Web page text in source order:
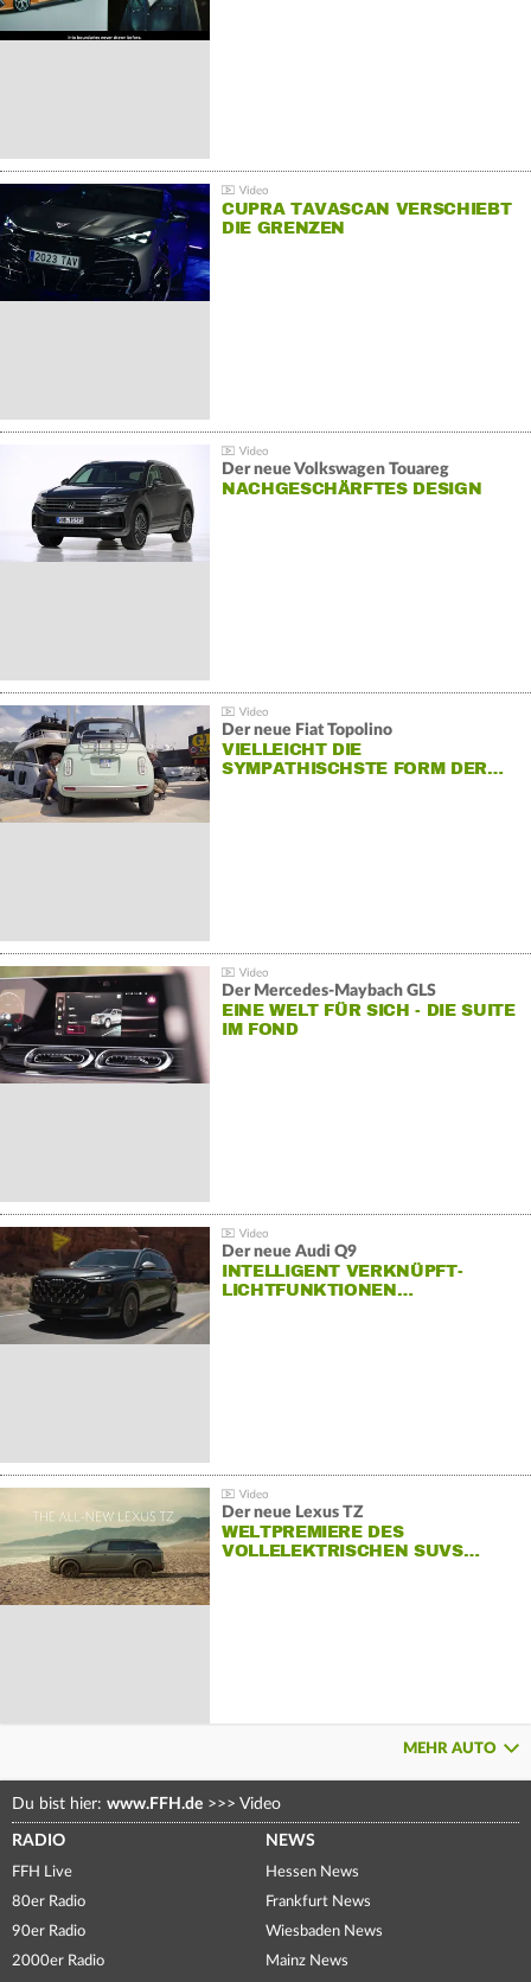
CUPRA TAVASCAN VERSCHIEBT
DIE GRENZEN
Der neue Volkswagen Touareg
NACHGESCHÄRFTES DESIGN
Der neue Fiat Topolino
VIELLEICHT DIE
SYMPATHISCHSTE FORM DER…
Der Mercedes‑Maybach GLS
EINE WELT FÜR SICH - DIE SUITE
IM FOND
Der neue Audi Q9
INTELLIGENT VERKNÜPFT-
LICHTFUNKTIONEN…
Der neue Lexus TZ
WELTPREMIERE DES
VOLLELEKTRISCHEN SUVS…
MEHR AUTO
Du bist hier: www.FFH.de >>> Video
RADIO
FFH Live
80er Radio
90er Radio
2000er Radio
NEWS
Hessen News
Frankfurt News
Wiesbaden News
Mainz News